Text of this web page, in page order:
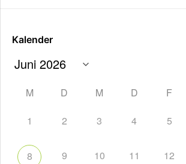
Kalender
M D M D F
1 2 3 4 5
8 9 10 11 12